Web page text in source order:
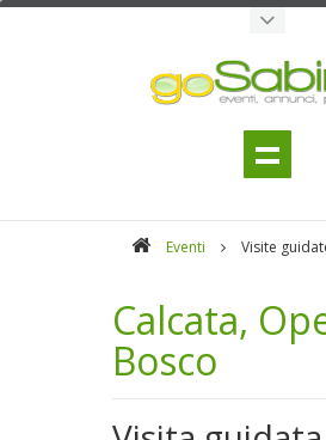
Eventi Visite
Calcata,
Bosco